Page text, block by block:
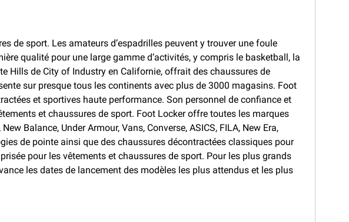
de sport. Les amateurs d’espadrilles peuvent y trouver une foule
qualité pour une large gamme d’activités, y compris le basketball, la
Hills de City of Industry en Californie, offrait des chaussures de
sur presque tous les continents avec plus de 3000 magasins. Foot
et sportives haute performance. Son personnel de confiance et
et chaussures de sport. Foot Locker offre toutes les marques
Balance, Under Armour, Vans, Converse, ASICS, FILA, New Era,
de pointe ainsi que des chaussures décontractées classiques pour
pour les vêtements et chaussures de sport. Pour les plus grands
les dates de lancement des modèles les plus attendus et les plus